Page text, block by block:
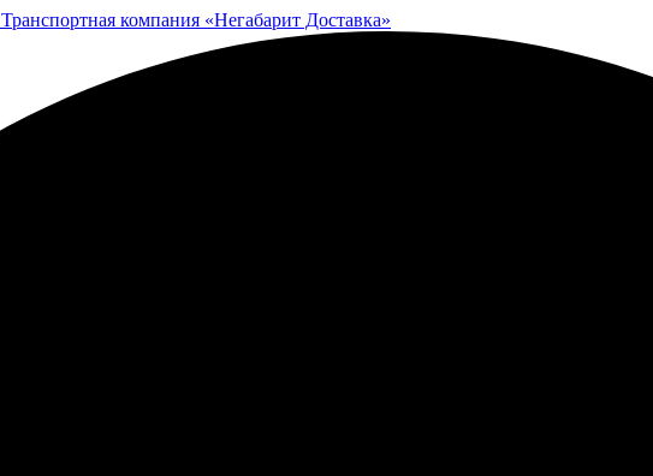
Транспортная компания «Негабарит Доставка»